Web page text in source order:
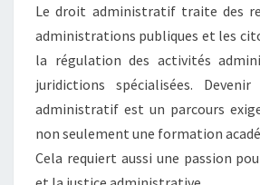
D
E
V
E
N
I
R
Le droit administratif traite des
administrations publiques et les
la régulation des activités
juridictions spécialisées.
administratif est un parcours
non seulement une formation
Cela requiert aussi une passion